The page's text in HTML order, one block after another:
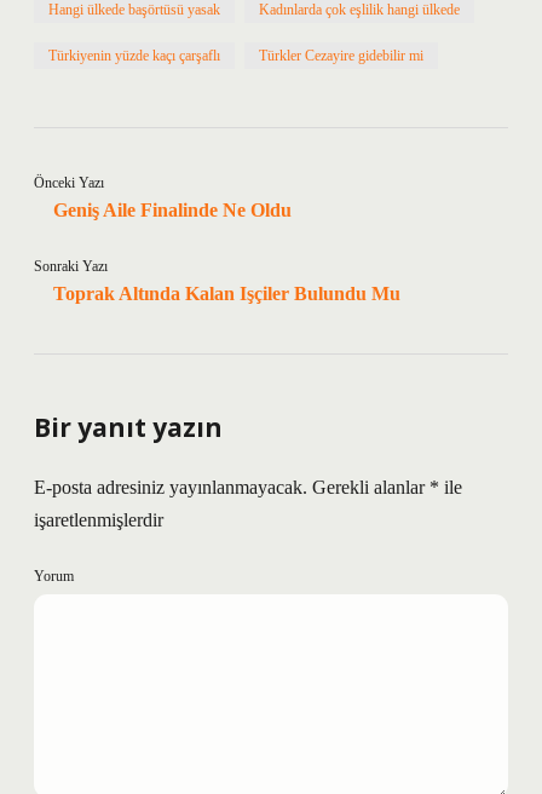
Hangi ülkede başörtüsü yasak Kadınlarda çok eşlilik hangi ülkede
Türkiyenin yüzde kaçı çarşaflı Türkler Cezayire gidebilir mi
Önceki Yazı
Geniş Aile Finalinde Ne Oldu
Sonraki Yazı
Toprak Altında Kalan Işçiler Bulundu Mu
Bir yanıt yazın
E-posta adresiniz yayınlanmayacak. Gerekli alanlar * ile
işaretlenmişlerdir
Yorum